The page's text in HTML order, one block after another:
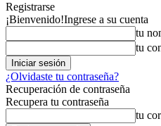
Registrarse
¡Bienvenido!Ingrese a su cuenta
tu
tu
¿Olvidaste tu contraseña?
Recuperación de contraseña
Recupera tu contraseña
tu